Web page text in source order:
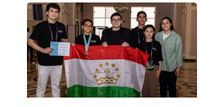
ASTANA
ПРЕДСТАВИЛИ
АРТ-
ФИЛЬМ
TENGRIDA:
CYBER
STEPPE